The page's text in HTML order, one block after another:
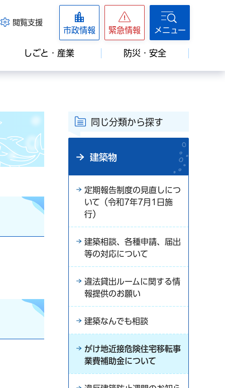
閲覧支援
市政情報 緊急情報 メニュー
しごと・産業 防災・安全
同じ分類から探す
建築物
定期報告制度の見直しにつ
いて（令和7年7月1日施
行）
建築相談、各種申請、届出
等の対応について
違法貸出ルームに関する情
報提供のお願い
建築なんでも相談
がけ地近接危険住宅移転事
業費補助金について